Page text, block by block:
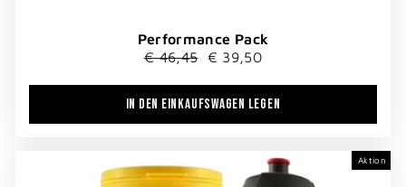
Performance Pack
Normaler
€ 46,45 Sonderpreis
€ 39,50
IN DEN EINKAUFSWAGEN LEGEN
Aktion